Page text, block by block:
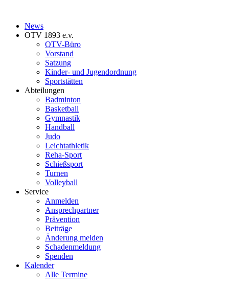
News
OTV 1893 e.v.
OTV-Büro
Vorstand
Satzung
Kinder- und Jugendordnung
Sportstätten
Abteilungen
Badminton
Basketball
Gymnastik
Handball
Judo
Leichtathletik
Reha-Sport
Schießsport
Turnen
Volleyball
Service
Anmelden
Ansprechpartner
Prävention
Beiträge
Änderung melden
Schadenmeldung
Spenden
Kalender
Alle Termine